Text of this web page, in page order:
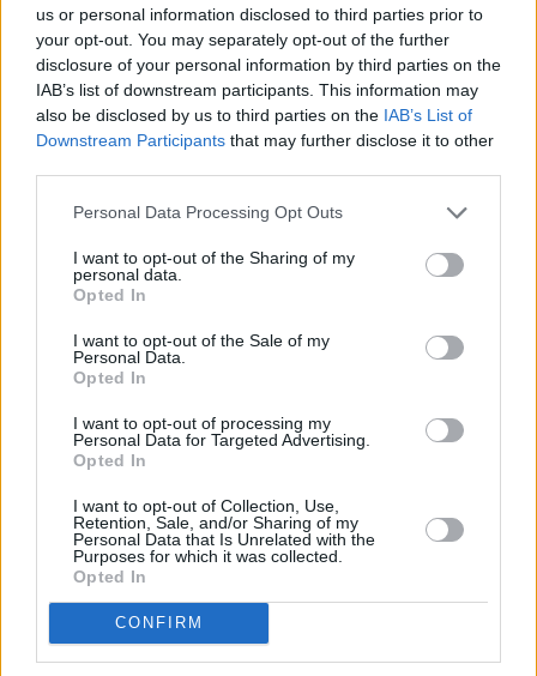
us or personal information disclosed to third parties prior to
your opt-out. You may separately opt-out of the further
disclosure of your personal information by third parties on the
IAB’s list of downstream participants. This information may
also be disclosed by us to third parties on the IAB’s List of
Downstream Participants that may further disclose it to other
Personal Data Processing Opt Outs
I want to opt-out of the Sharing of my
personal data.
Opted In
I want to opt-out of the Sale of my
Personal Data.
Opted In
I want to opt-out of processing my
Personal Data for Targeted Advertising.
Opted In
I want to opt-out of Collection, Use,
Retention, Sale, and/or Sharing of my
Personal Data that Is Unrelated with the
Purposes for which it was collected.
Opted In
CONFIRM